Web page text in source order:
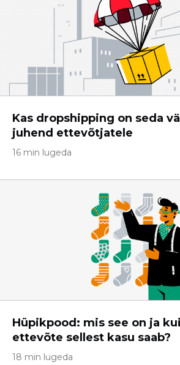
Kas dropshipping on seda
juhend ettevõtjatele
16 min lugeda
Hüpikpood: mis see on ja
ettevõte sellest kasu saab?
18 min lugeda